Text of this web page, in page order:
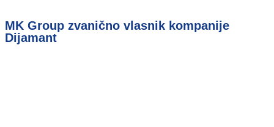
MK Group zvanično vlasnik kompanije
Dijamant